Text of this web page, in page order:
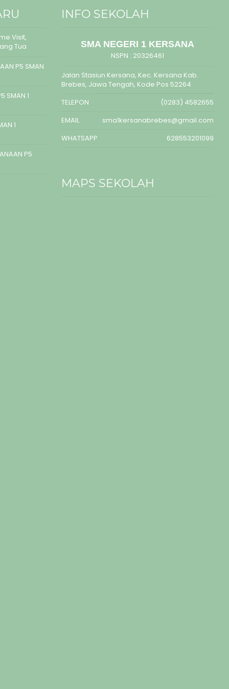
Visit,
Tua
P5 SMAN
SMAN 1
1
P5
INFO SEKOLAH
SMA NEGERI 1 KERSANA
NSPN : 20326461
Jalan Stasiun Kersana, Kec. Kersana Kab.
Brebes, Jawa Tengah, Kode Pos 52264
TELEPON
(0283) 4582655
EMAIL
sma1kersanabrebes@gmail.com
WHATSAPP
628553201099
MAPS SEKOLAH